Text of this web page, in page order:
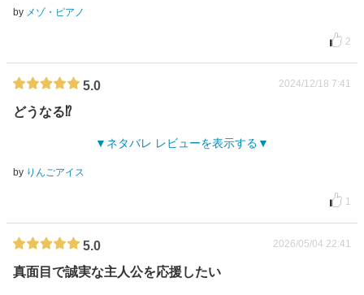
by メゾ・ピアノ
2
5.0 2024/12/18 7:41
どうなる⁉︎
ネタバレ レビューを表示する
by りんごアイス
1
5.0 2026/05/04 22:41
真面目で誠実な主人公を応援したい